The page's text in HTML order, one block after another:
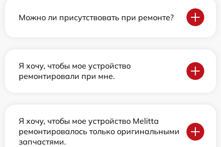
Можно ли присутствовать при ремонте?
Я хочу, чтобы мое устройство
ремонтировали при мне.
Я хочу, чтобы мое устройство Melitta
ремонтировалось только оригинальными
запчастями.